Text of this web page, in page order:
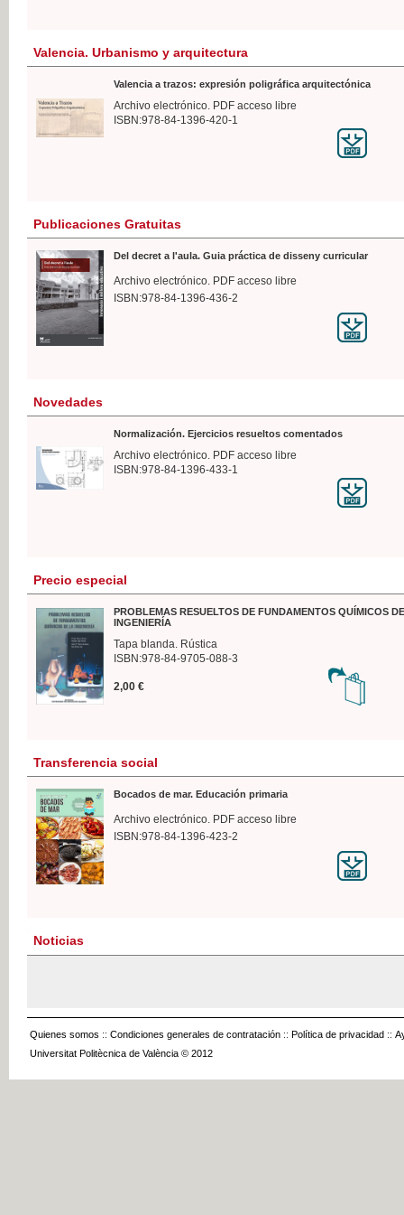
Valencia. Urbanismo y arquitectura
Valencia a trazos: expresión poligráfica arquitectónica
Archivo electrónico. PDF acceso libre
ISBN:978-84-1396-420-1
Publicaciones Gratuitas
Del decret a l'aula. Guia práctica de disseny curricular
Archivo electrónico. PDF acceso libre
ISBN:978-84-1396-436-2
Novedades
Normalización. Ejercicios resueltos comentados
Archivo electrónico. PDF acceso libre
ISBN:978-84-1396-433-1
Precio especial
PROBLEMAS RESUELTOS DE FUNDAMENTOS QUÍMICOS
INGENIERÍA
Tapa blanda. Rústica
ISBN:978-84-9705-088-3
2,00 €
Transferencia social
Bocados de mar. Educación primaria
Archivo electrónico. PDF acceso libre
ISBN:978-84-1396-423-2
Noticias
Quienes somos :: Condiciones generales de contratación :: Política de privacidad ::
Universitat Politècnica de València © 2012